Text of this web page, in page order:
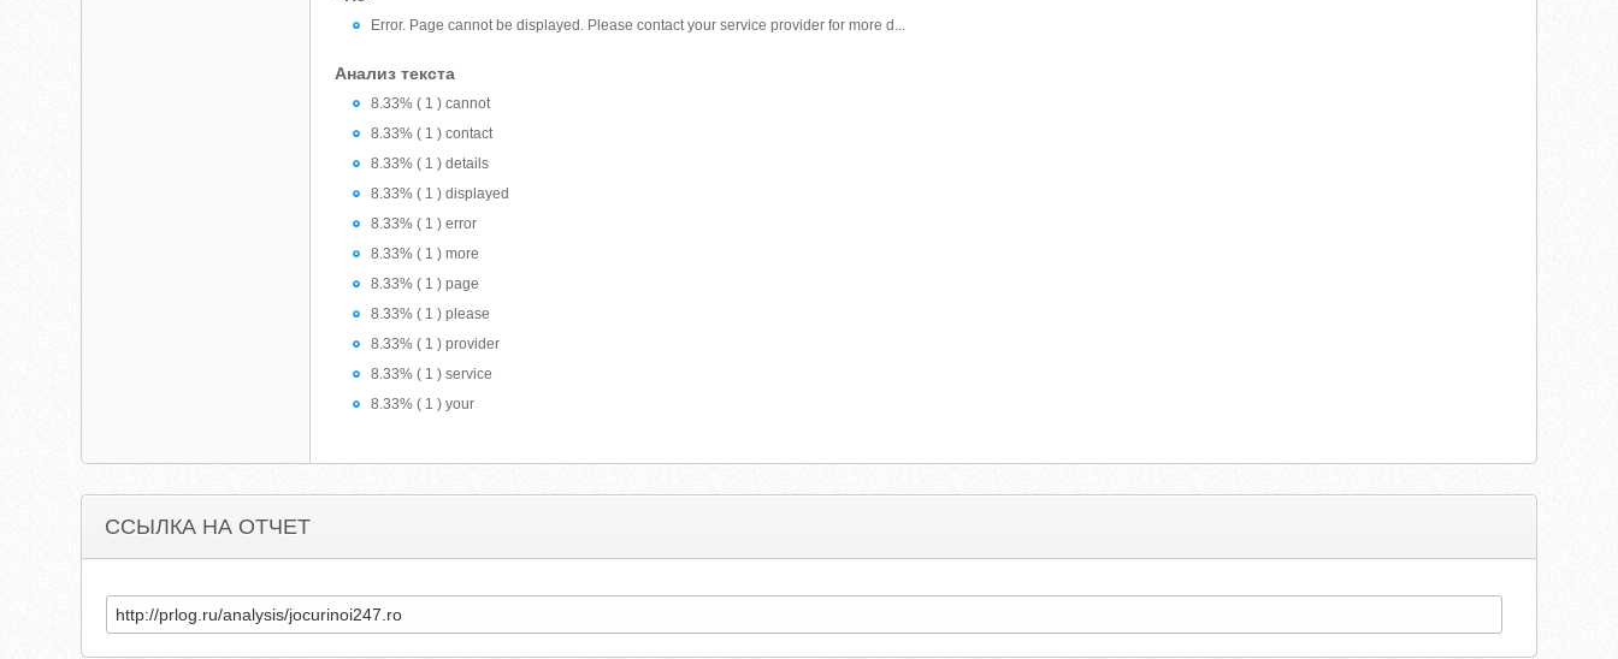
Error. Page cannot be displayed. Please contact your service provider for more d...
Анализ текста
8.33% ( 1 ) cannot
8.33% ( 1 ) contact
8.33% ( 1 ) details
8.33% ( 1 ) displayed
8.33% ( 1 ) error
8.33% ( 1 ) more
8.33% ( 1 ) page
8.33% ( 1 ) please
8.33% ( 1 ) provider
8.33% ( 1 ) service
8.33% ( 1 ) your
ССЫЛКА НА ОТЧЕТ